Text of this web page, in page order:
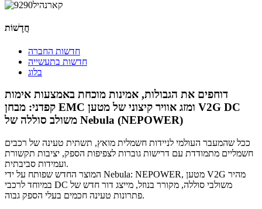
חֲדָשׁוֹת
חדשות החברה
חדשות בתעשייה
בלוג
דוחפים את הגבולות, אמינות מוכחת באמצעות אימות
קפדני: מבחן EMC ומזג אוויר קיצוני של מטען V2G DC
משולב סוללה של Nebula (NEPOWER)
ככל שהמעבר העולמי לניידות חשמלית מואץ, תשתית טעינה של רכבים
חשמליים מתמודדת עם דרישות גוברות לצפיפות הספק, יציבות תקשורת
ועמידות סביבתית.
המוצר החדש שפותח על ידי Nebula: NEPOWER, מטען V2G מהיר
במיוחד לרכבי DC משולבי סוללה, מקורר בנוזל, מייצג דור חדש של
פתרונות טעינה חכמים בעלי הספק גבוה.